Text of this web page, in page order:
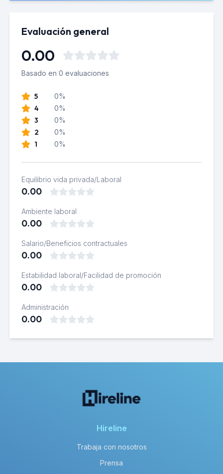
Evaluación general
0.00
Basado en 0 evaluaciones
5 0%
4 0%
3 0%
2 0%
1 0%
Equilibrio vida privada/Laboral
0.00
Ambiente laboral
0.00
Salario/Beneficios contractuales
0.00
Estabilidad laboral/Facilidad de promoción
0.00
Administración
0.00
Hireline
Trabaja con nosotros
Prensa